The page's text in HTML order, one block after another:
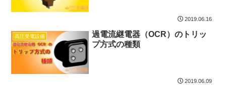
2019.06.16
高圧受電設備
過電流継電器（OCR）のトリッ
プ方式の種類
2019.06.09